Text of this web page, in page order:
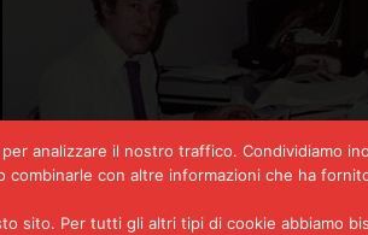
analizzare il nostro traffico. Condividiamo
con altre informazioni che ha
sito. Per tutti gli altri tipi di cookie abbiamo